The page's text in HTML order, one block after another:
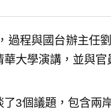
過程與國台辦主任
大學演講，並與官
3個議題，包含兩